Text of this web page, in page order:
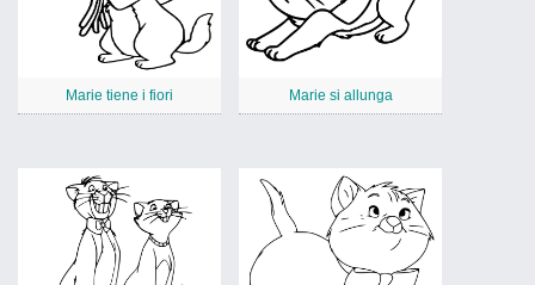
Marie tiene i fiori Marie si allunga